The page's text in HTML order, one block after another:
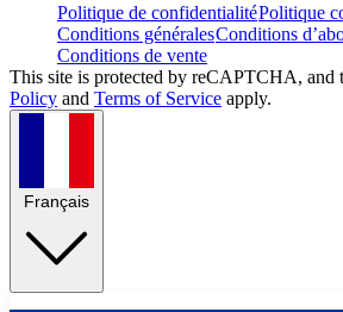
Politique de confidentialitéPolitique
Conditions généralesConditions
Conditions de vente
This site is protected by reCAPTCHA, and
Policy and Terms of Service apply.
Français